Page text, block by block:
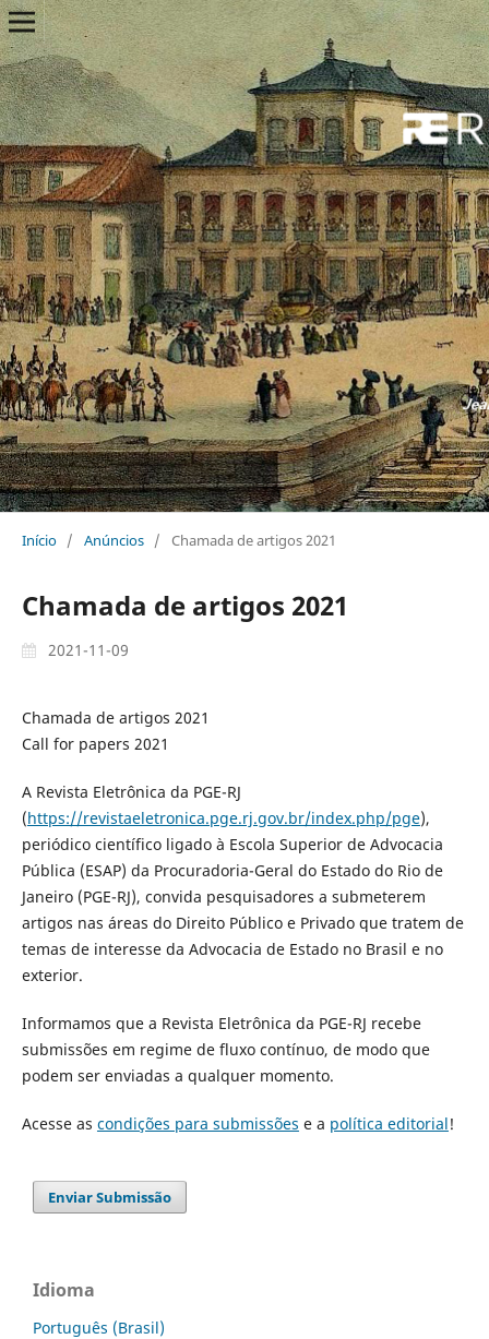
Início / Anúncios / Chamada de artigos 2021
Chamada de artigos 2021
2021-11-09
Chamada de artigos 2021
Call for papers 2021
A Revista Eletrônica da PGE-RJ
(https://revistaeletronica.pge.rj.gov.br/index.php/pge),
periódico científico ligado à Escola Superior de Advocacia
Pública (ESAP) da Procuradoria-Geral do Estado do Rio de
Janeiro (PGE-RJ), convida pesquisadores a submeterem
artigos nas áreas do Direito Público e Privado que tratem de
temas de interesse da Advocacia de Estado no Brasil e no
exterior.
Informamos que a Revista Eletrônica da PGE-RJ recebe
submissões em regime de fluxo contínuo, de modo que
podem ser enviadas a qualquer momento.
Acesse as condições para submissões e a política editorial!
Enviar Submissão
Idioma
Português (Brasil)